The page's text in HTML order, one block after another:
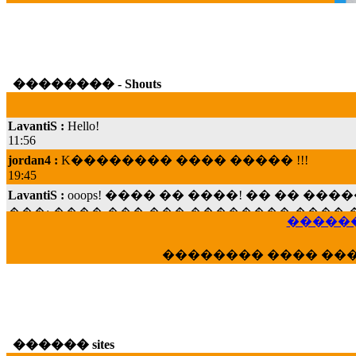
�������� - Shouts
11:56
jordan4 :
19:45
LavantiS :
���; ���� ��� ��� �������� ����
15:07
���� ����� ��������
LavantiS :����� ���� ������� ���
veronica :
E���� 2012 ��� ����� ���
�������� ����
������ sites